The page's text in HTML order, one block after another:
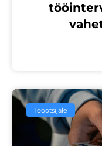
Tööotsijale